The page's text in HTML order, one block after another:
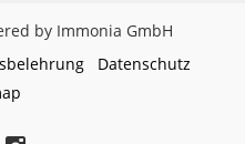
by Immonia GmbH
Datenschutz